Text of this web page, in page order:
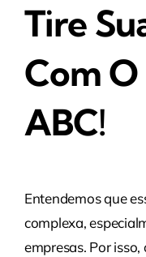
Tire
Com
ABC!
Entendemos que
complexa,
empresas. Por